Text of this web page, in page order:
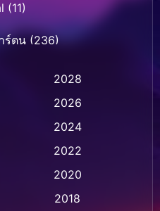
(11)
ร์ตูน (236)
ร์ตูน (32)
ร์ตูน (28)
เมชัน (1)
เมชั่น (1)
2028
2026
2024
2022
2020
2018